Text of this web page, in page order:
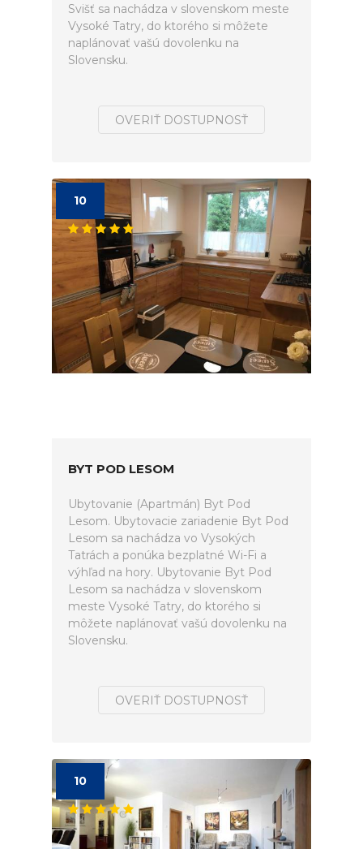
Svišť sa nachádza v slovenskom meste
Vysoké Tatry, do ktorého si môžete
naplánovať vašú dovolenku na
Slovensku.
OVERIŤ DOSTUPNOSŤ
10
BYT POD LESOM
Ubytovanie (Apartmán) Byt Pod
Lesom. Ubytovacie zariadenie Byt Pod
Lesom sa nachádza vo Vysokých
Tatrách a ponúka bezplatné Wi-Fi a
výhľad na hory. Ubytovanie Byt Pod
Lesom sa nachádza v slovenskom
meste Vysoké Tatry, do ktorého si
môžete naplánovať vašú dovolenku na
Slovensku.
OVERIŤ DOSTUPNOSŤ
10